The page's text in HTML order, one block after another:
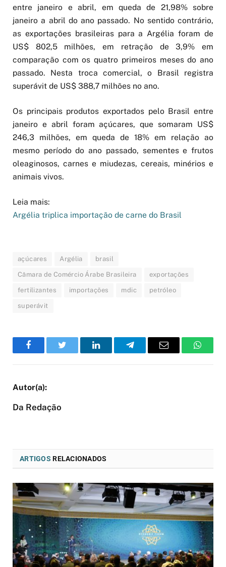
entre janeiro e abril, em queda de 21,98% sobre
janeiro a abril do ano passado. No sentido contrário,
as exportações brasileiras para a Argélia foram de
US$ 802,5 milhões, em retração de 3,9% em
comparação com os quatro primeiros meses do ano
passado. Nesta troca comercial, o Brasil registra
superávit de US$ 388,7 milhões no ano.
Os principais produtos exportados pelo Brasil entre
janeiro e abril foram açúcares, que somaram US$
246,3 milhões, em queda de 18% em relação ao
mesmo período do ano passado, sementes e frutos
oleaginosos, carnes e miudezas, cereais, minérios e
animais vivos.
Leia mais:
Argélia triplica importação de carne do Brasil
açúcares Argélia brasil
Câmara de Comércio Árabe Brasileira exportações
fertilizantes importações mdic petróleo
superávit
FacebookTwitter LinkedInTelegramEmail
Da Redação
ARTIGOS RELACIONADOS